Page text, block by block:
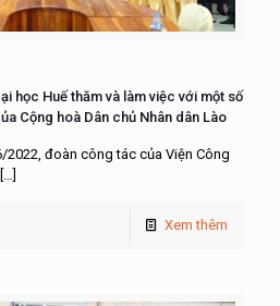
học Huế thăm và làm việc với một số
Cộng hoà Dân chủ Nhân dân Lào
đoàn công tác của Viện Công
Xem thêm